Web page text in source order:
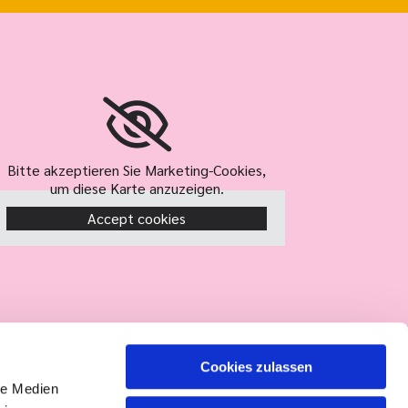
Medien
Cookies zulassen
Bitte akzeptieren Sie Marketing-Cookies,
um diese Karte anzuzeigen.
Accept cookies